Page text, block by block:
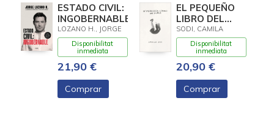
ESTADO CIVIL:
INGOBERNABLE
LOZANO H., JORGE
Disponibilitat
inmediata
21,90 €
Comprar
EL PEQUEÑO
LIBRO DEL
DUELO
SODI, CAMILA
Disponibilitat
inmediata
20,90 €
Comprar